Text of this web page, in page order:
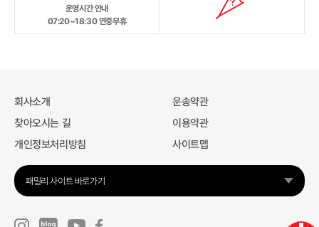
운영시간 안내
07:20~18:30 연중무휴
회사소개
운송약관
찾아오시는 길
이용약관
개인정보처리방침
사이트맵
패밀리 사이트 바로가기